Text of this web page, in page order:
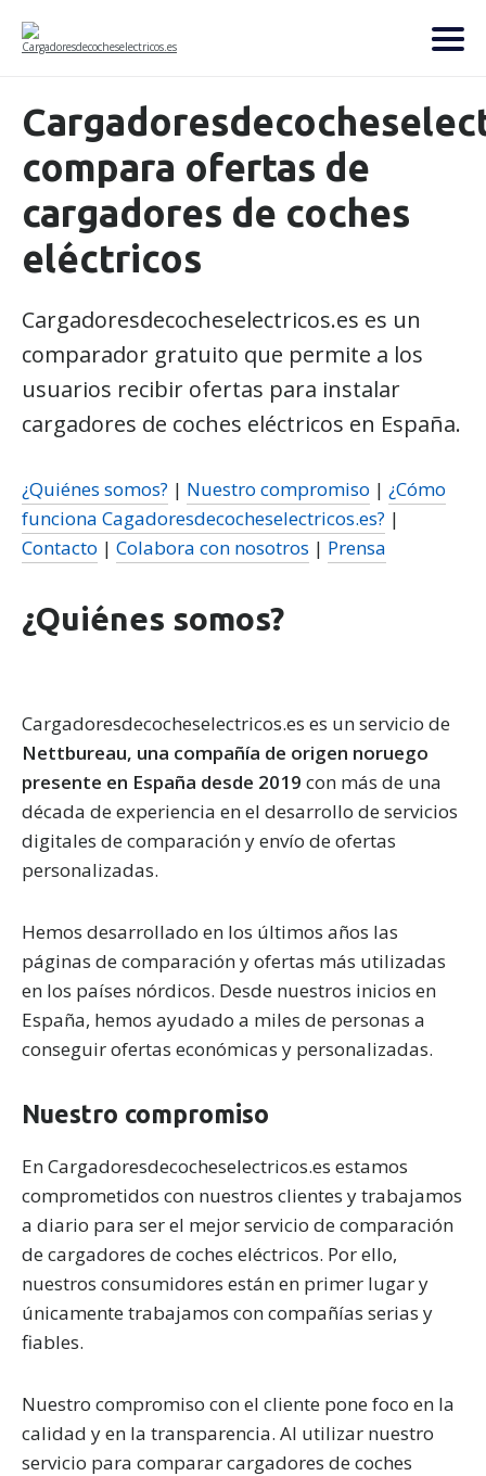
compara ofertas de
cargadores de coches
eléctricos
Cargadoresdecocheselectricos.es es un
comparador gratuito que permite a los
usuarios recibir ofertas para instalar
cargadores de coches eléctricos en España.
¿Quiénes somos? | Nuestro compromiso | ¿Cómo
funciona Cagadoresdecocheselectricos.es? |
Contacto | Colabora con nosotros | Prensa
¿Quiénes somos?
Cargadoresdecocheselectricos.es es un servicio de
Nettbureau, una compañía de origen noruego
presente en España desde 2019 con más de una
década de experiencia en el desarrollo de servicios
digitales de comparación y envío de ofertas
personalizadas.
Hemos desarrollado en los últimos años las
páginas de comparación y ofertas más utilizadas
en los países nórdicos. Desde nuestros inicios en
España, hemos ayudado a miles de personas a
conseguir ofertas económicas y personalizadas.
Nuestro compromiso
En Cargadoresdecocheselectricos.es estamos
comprometidos con nuestros clientes y trabajamos
a diario para ser el mejor servicio de comparación
de cargadores de coches eléctricos. Por ello,
nuestros consumidores están en primer lugar y
únicamente trabajamos con compañías serias y
fiables.
Nuestro compromiso con el cliente pone foco en la
calidad y en la transparencia. Al utilizar nuestro
servicio para comparar cargadores de coches